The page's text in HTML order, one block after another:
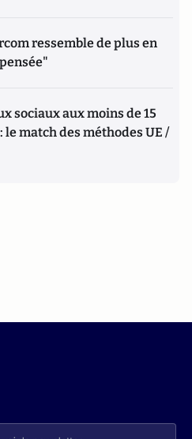
ressemble de plus en
sociaux aux moins de 15
le match des méthodes UE /